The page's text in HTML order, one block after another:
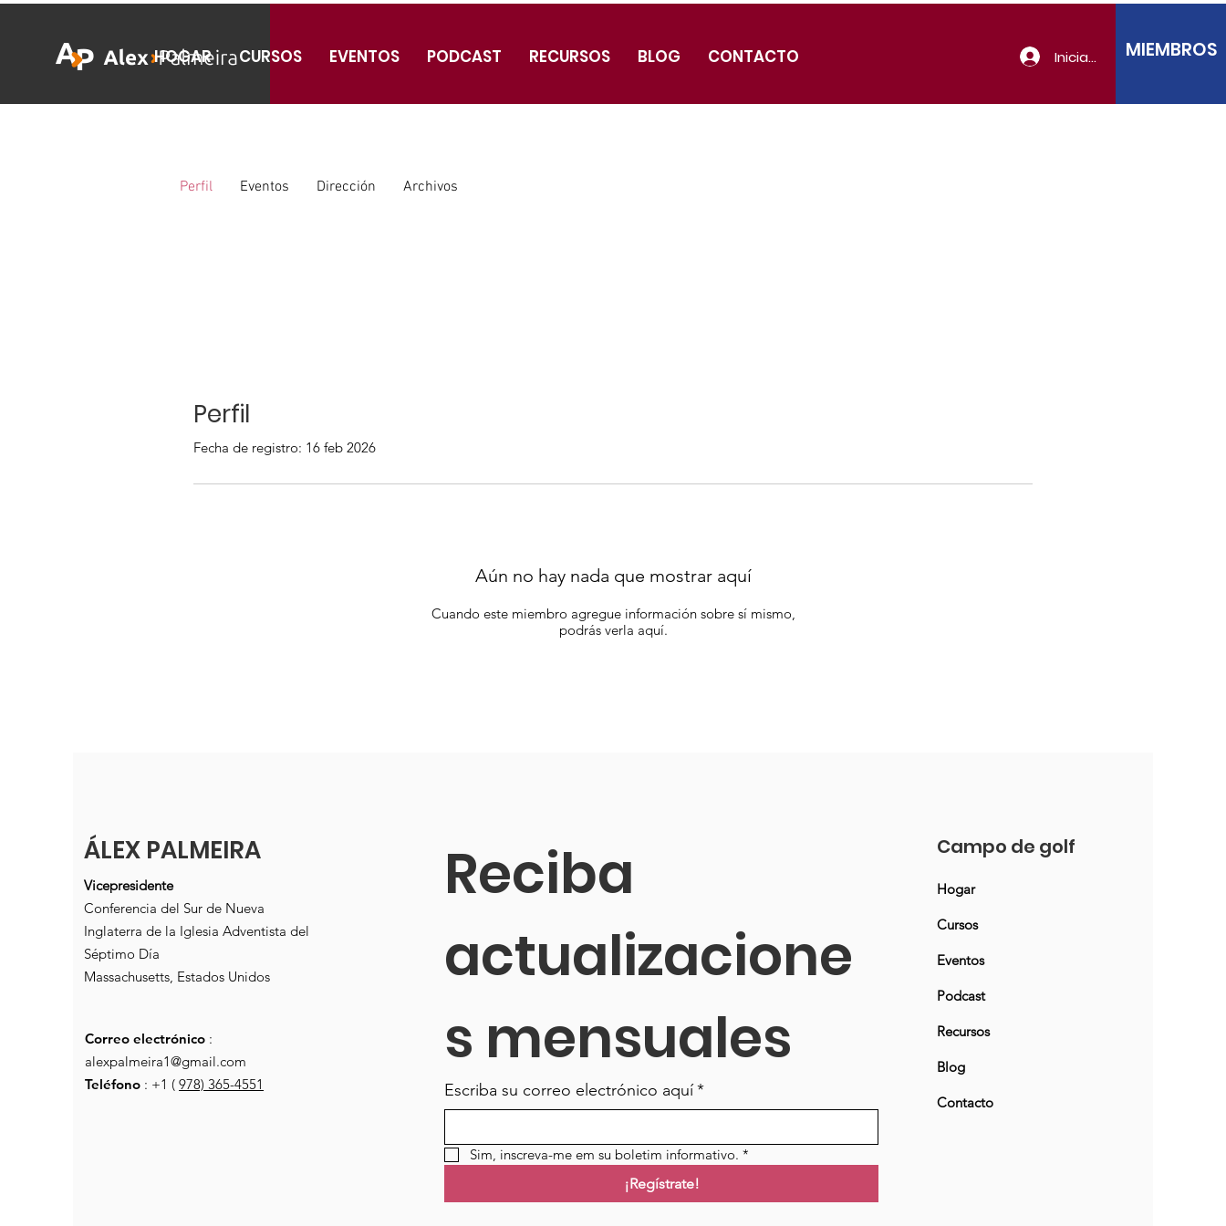
HOGAR CURSOS EVENTOS PODCAST RECURSOS BLOG CONTACTO Iniciar sesiónMIEMBROS
Perfil
Fecha de registro: 16 feb 2026
Aún no hay nada que mostrar aquí
Cuando este miembro agregue información sobre sí mismo,
podrás verla aquí.
Perfil Eventos Dirección Archivos
ÁLEX PALMEIRA
Vicepresidente
Conferencia del Sur de Nueva
Inglaterra de la Iglesia Adventista del
Séptimo Día
Massachusetts, Estados Unidos
Correo electrónico :
alexpalmeira1@gmail.com
Teléfono : +1 ( 978) 365-4551
Reciba
actualizacione
s mensuales
Escriba su correo electrónico aquí*
Sim, inscreva-me em su boletim informativo. *
¡Regístrate!
Campo de golf
Hogar
Cursos
Eventos
Podcast
Recursos
Blog
Contacto